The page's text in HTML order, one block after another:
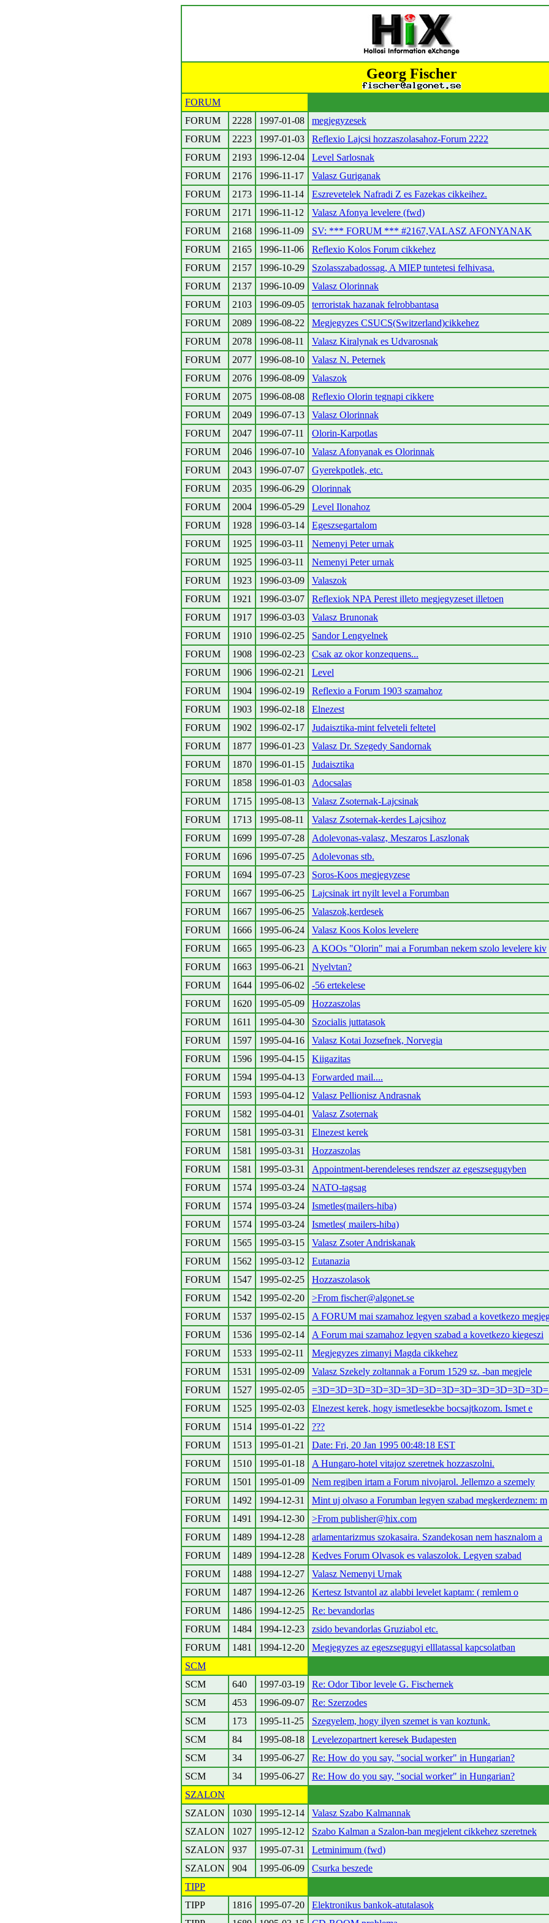
Georg Fischer
FORUM
FORUM
2228 1997-01-08
megjegyzesek
FORUM
2223 1997-01-03
Reflexio Lajcsi hozzaszolasahoz-Forum 2222
FORUM
2193 1996-12-04
Level Sarlosnak
FORUM
2176 1996-11-17
Valasz Guriganak
FORUM
2173 1996-11-14
Eszrevetelek Nafradi Z es Fazekas cikkeihez.
FORUM
2171 1996-11-12
Valasz Afonya levelere (fwd)
FORUM
2168 1996-11-09
SV: *** FORUM *** #2167,VALASZ AFONYANAK
FORUM
2165 1996-11-06
Reflexio Kolos Forum cikkehez
FORUM
2157 1996-10-29
Szolasszabadossag, A MIEP tuntetesi felhivasa.
FORUM
2137 1996-10-09
Valasz Olorinnak
FORUM
2103 1996-09-05
terroristak hazanak felrobbantasa
FORUM
2089 1996-08-22
Megjegyzes CSUCS(Switzerland)cikkehez
FORUM
2078 1996-08-11
Valasz Kiralynak es Udvarosnak
FORUM
2077 1996-08-10
Valasz N. Peternek
FORUM
2076 1996-08-09
Valaszok
FORUM
2075 1996-08-08
Reflexio Olorin tegnapi cikkere
FORUM
2049 1996-07-13
Valasz Olorinnak
FORUM
2047 1996-07-11
Olorin-Karpotlas
FORUM
2046 1996-07-10
Valasz Afonyanak es Olorinnak
FORUM
2043 1996-07-07
Gyerekpotlek, etc.
FORUM
2035 1996-06-29
Olorinnak
FORUM
2004 1996-05-29
Level Ilonahoz
FORUM
1928 1996-03-14
Egeszsegartalom
FORUM
1925 1996-03-11
Nemenyi Peter urnak
FORUM
1925 1996-03-11
Nemenyi Peter urnak
FORUM
1923 1996-03-09
Valaszok
FORUM
1921 1996-03-07
Reflexiok NPA Perest illeto megjegyzeset illetoen
FORUM
1917 1996-03-03
Valasz Brunonak
FORUM
1910 1996-02-25
Sandor Lengyelnek
FORUM
1908 1996-02-23
Csak az okor konzequens...
FORUM
1906 1996-02-21
Level
FORUM
1904 1996-02-19
Reflexio a Forum 1903 szamahoz
FORUM
1903 1996-02-18
Elnezest
FORUM
1902 1996-02-17
Judaisztika-mint felveteli feltetel
FORUM
1877 1996-01-23
Valasz Dr. Szegedy Sandornak
FORUM
1870 1996-01-15
Judaisztika
FORUM
1858 1996-01-03
Adocsalas
FORUM
1715 1995-08-13
Valasz Zsoternak-Lajcsinak
FORUM
1713 1995-08-11
Valasz Zsoternak-kerdes Lajcsihoz
FORUM
1699 1995-07-28
Adolevonas-valasz, Meszaros Laszlonak
FORUM
1696 1995-07-25
Adolevonas stb.
FORUM
1694 1995-07-23
Soros-Koos megjegyzese
FORUM
1667 1995-06-25
Lajcsinak irt nyilt level a Forumban
FORUM
1667 1995-06-25
Valaszok,kerdesek
FORUM
1666 1995-06-24
Valasz Koos Kolos levelere
FORUM
1665 1995-06-23
A KOOs "Olorin" mai a Forumban nekem szolo levelere kiv
FORUM
1663 1995-06-21
Nyelvtan?
FORUM
1644 1995-06-02
-56 ertekelese
FORUM
1620 1995-05-09
Hozzaszolas
FORUM
1611 1995-04-30
Szocialis juttatasok
FORUM
1597 1995-04-16
Valasz Kotai Jozsefnek, Norvegia
FORUM
1596 1995-04-15
Kiigazitas
FORUM
1594 1995-04-13
Forwarded mail....
FORUM
1593 1995-04-12
Valasz Pellionisz Andrasnak
FORUM
1582 1995-04-01
Valasz Zsoternak
FORUM
1581 1995-03-31
Elnezest kerek
FORUM
1581 1995-03-31
Hozzaszolas
FORUM
1581 1995-03-31
Appointment-berendeleses rendszer az egeszsegugyben
FORUM
1574 1995-03-24
NATO-tagsag
FORUM
1574 1995-03-24
Ismetles(mailers-hiba)
FORUM
1574 1995-03-24
Ismetles( mailers-hiba)
FORUM
1565 1995-03-15
Valasz Zsoter Andriskanak
FORUM
1562 1995-03-12
Eutanazia
FORUM
1547 1995-02-25
Hozzaszolasok
FORUM
1542 1995-02-20
>From fischer@algonet.se
FORUM
1537 1995-02-15
A FORUM mai szamahoz legyen szabad a kovetkezo
FORUM
1536 1995-02-14
A Forum mai szamahoz legyen szabad a kovetkezo kiegeszi
FORUM
1533 1995-02-11
Megjegyzes zimanyi Magda cikkehez
FORUM
1531 1995-02-09
Valasz Szekely zoltannak a Forum 1529 sz. -ban megjele
FORUM
1527 1995-02-05
FORUM
1525 1995-02-03
Elnezest kerek, hogy ismetlesekbe bocsajtkozom. Ismet e
FORUM
1514 1995-01-22
???
FORUM
1513 1995-01-21
Date: Fri, 20 Jan 1995 00:48:18 EST
FORUM
1510 1995-01-18
A Hungaro-hotel vitajoz szeretnek hozzaszolni.
FORUM
1501 1995-01-09
Nem regiben irtam a Forum nivojarol. Jellemzo a szemely
FORUM
1492 1994-12-31
Mint uj olvaso a Forumban legyen szabad megkerdeznem: m
FORUM
1491 1994-12-30
>From publisher@hix.com
FORUM
1489 1994-12-28
arlamentarizmus szokasaira. Szandekosan nem hasznalom a
FORUM
1489 1994-12-28
Kedves Forum Olvasok es valaszolok. Legyen szabad
FORUM
1488 1994-12-27
Valasz Nemenyi Urnak
FORUM
1487 1994-12-26
Kertesz Istvantol az alabbi levelet kaptam: ( remlem o
FORUM
1486 1994-12-25
Re: bevandorlas
FORUM
1484 1994-12-23
zsido bevandorlas Gruziabol etc.
FORUM
1481 1994-12-20
Megjegyzes az egeszsegugyi elllatassal kapcsolatban
SCM
SCM
640 1997-03-19
Re: Odor Tibor levele G. Fischernek
SCM
453 1996-09-07
Re: Szerzodes
SCM
173 1995-11-25
Szegyelem, hogy ilyen szemet is van koztunk.
SCM
84 1995-08-18
Levelezopartnert keresek Budapesten
SCM
34 1995-06-27
Re: How do you say, "social worker" in Hungarian?
SCM
34 1995-06-27
Re: How do you say, "social worker" in Hungarian?
SZALON
SZALON
1030 1995-12-14
Valasz Szabo Kalmannak
SZALON
1027 1995-12-12
Szabo Kalman a Szalon-ban megjelent cikkehez szeretnek
SZALON
937 1995-07-31
Letminimum (fwd)
SZALON
904 1995-06-09
Csurka beszede
TIPP
TIPP
1816 1995-07-20
Elektronikus bankok-atutalasok